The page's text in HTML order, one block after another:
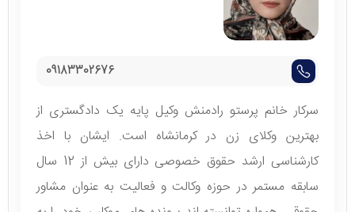
09183302676
سرکار خانم پرستو رادمنش وکیل پایه یک دادگستری از
بهترین وکلای زن در کرمانشاه است. ایشان با اخذ
کارشناسی ارشد حقوق خصوصی دارای بیش از 12 سال
سابقه مستمر در حوزه وکالت و فعالیت به عنوان مشاور